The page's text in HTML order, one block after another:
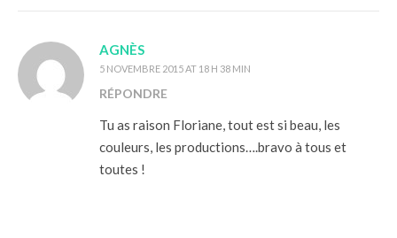
AGNÈS
5 NOVEMBRE 2015 AT 18 H 38 MIN
RÉPONDRE
Tu as raison Floriane, tout est si beau, les
couleurs, les productions….bravo à tous et
toutes !